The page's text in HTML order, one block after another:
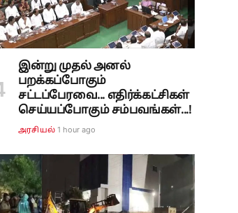
இன்று முதல் அனல்
பறக்கப்போகும்
சட்டப்பேரவை... எதிர்க்கட்சிகள்
செய்யப்போகும் சம்பவங்கள்...!
அரசியல் 1 hour ago